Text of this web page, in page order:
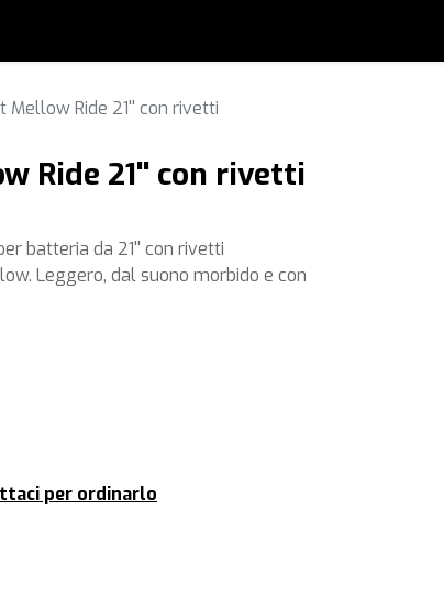
Mellow Ride 21'' con rivetti
Ride 21'' con rivetti
batteria da 21'' con rivetti
Leggero, dal suono morbido e con
per ordinarlo